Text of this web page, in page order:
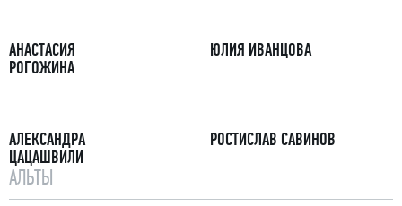
АНАСТАСИЯ
РОГОЖИНА
ЮЛИЯ ИВАНЦОВА
АЛЕКСАНДРА
ЦАЦАШВИЛИ
РОСТИСЛАВ САВИНОВ
АЛЬТЫ